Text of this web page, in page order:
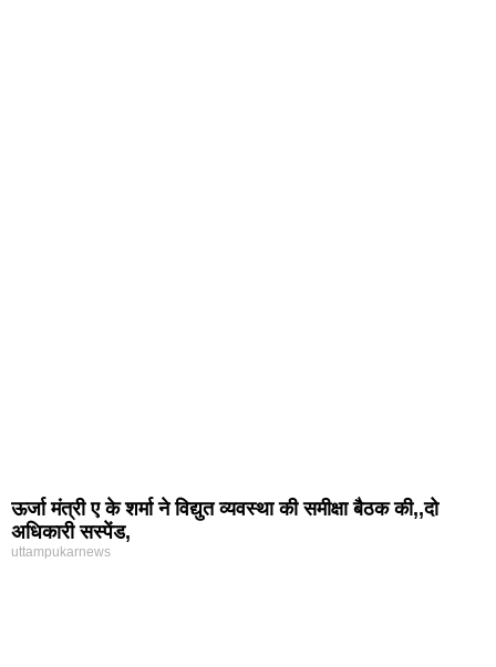
ऊर्जा मंत्री ए के शर्मा ने विद्युत व्यवस्था की समीक्षा बैठक की,,दो
अधिकारी सस्पेंड,
uttampukarnews